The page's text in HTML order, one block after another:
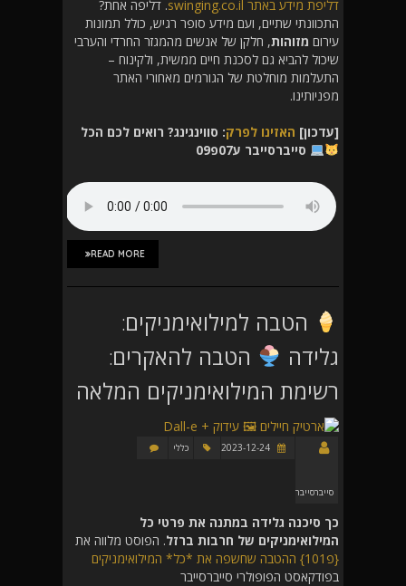
דליפת מידע באתר swinging.co.il
. דליפה אחת?
התכוונתי שתיים, ועם מידע סופר רגיש, כולל תמונות
עירום מזוהות, חלקן של אנשים מהמגזר החרדי והערבי
שיכול להביא גם לסכנת חיים ממשית, ולקינוח –
התעלמות מוחלטת של הגורמים מאחורי האתר
מפניותינו.
[עדכון] האזינו לפרק: סווינגינג? רואים לכם הכל
סייברסייבר ע07פ09
READ MORE
הטבה למילואימניקים:
גלידה
הטבה להאקרים:
רשימת המילואימניקים המלאה
סייברסייבר
כללי
כך סיכנה גלידה במתנה את פרטי כל
המילואימניקים של חרבות ברזל. הפוסט מלווה את
{פ101} ההטבה שחשפה את *כל* המילואימניקים
בפודקאסט הפופולרי סייברסייבר